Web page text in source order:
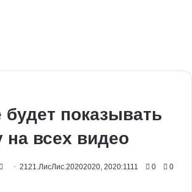
будет показывать
на всех видео
Send2121.ЛисЛис.20202020, 2020:1111 0 0